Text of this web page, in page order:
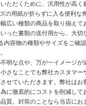
ただくために、汎用性が高く
の用紙が折らずに入る便利な
広い種類の商品を取り揃えて
った書類の送付用から、大切
内容物の種類やサイズをご確
明な点や、万が一イメージが
さなことでも弊社カスタマー
せていただきます。弊社はお
に徹底的にコストを削減して
質。封筒のことなら当店にお